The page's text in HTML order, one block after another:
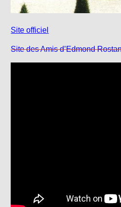
Site officiel
Site des Amis d’Edmond